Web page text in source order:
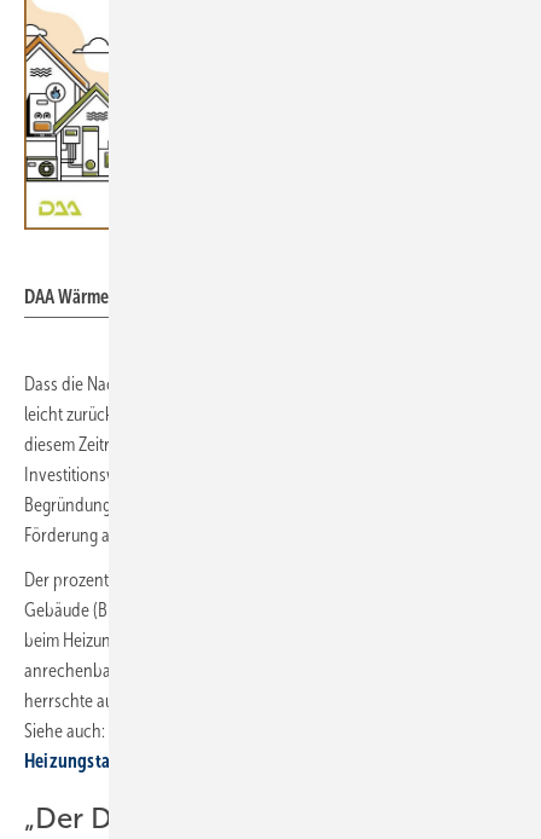
DAA WärmeIndex Q3 2023 erneuerbar vs. fossil.
Dass die Nachfrage nach Wärmepumpen bei DAA von KW 38 zu KW 39
leicht zurückgeht, könnte mit der erneuten Erhöhung des Leitzinses in
diesem Zeitraum zusammenhängen: Die Zinserhöhung könnte den
Investitionswillen weiter gedämpft haben. Eine zusätzliche
Begründung könnte die ab 2024 in Aussicht stehende höhere
Förderung auf den Heizungstausch sein.
Der prozentuale Zuschuss der Bundesförderung für effiziente
Gebäude (BEG) könnte unter bestimmten Voraussetzungen ab 2024
beim Heizungstausch hin zu Erneuerbaren auf bis zu 75 % der
anrechenbaren Investitionssumme steigen. Doch bei der Förderfrage
herrschte auch Anfang Oktober 2023 noch keine gänzliche Klarheit.
Siehe auch:
Heizungstausch?
„Der Druck auf viele Unternehmen